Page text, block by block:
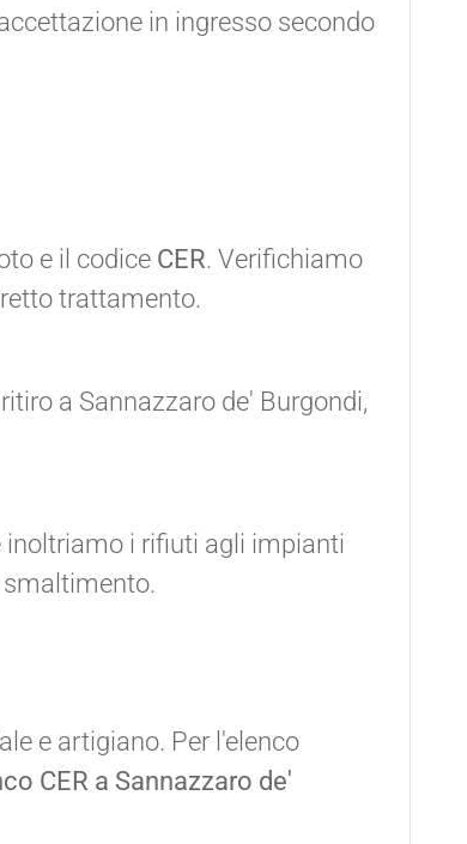
in ingresso secondo
e il codice CER. Verifichiamo
trattamento.
a Sannazzaro de' Burgondi,
i rifiuti agli impianti
smaltimento.
e artigiano. Per l'elenco
CER a Sannazzaro de'